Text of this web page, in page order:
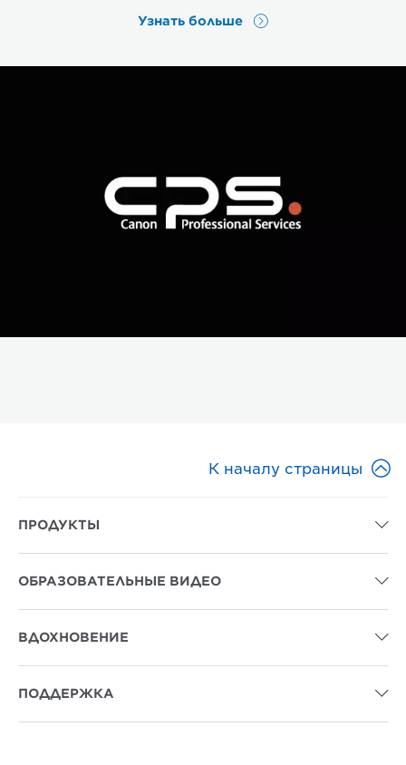
Узнать больше
К началу страницы 
ПРОДУКТЫ 
ОБРАЗОВАТЕЛЬНЫЕ ВИДЕО 
ВДОХНОВЕНИЕ 
ПОДДЕРЖКА 